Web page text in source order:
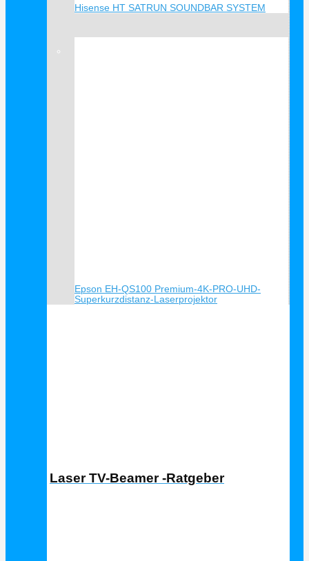
Hisense HT SATRUN SOUNDBAR SYSTEM
Epson EH-QS100 Premium-4K-PRO-UHD-
Superkurzdistanz-Laserprojektor
Laser TV-Beamer -Ratgeber